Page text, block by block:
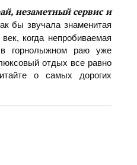
незаметный сервис и
бы звучала знаменитая
когда непробиваемая
в горнолыжном раю уже
отдых все равно
о самых дорогих